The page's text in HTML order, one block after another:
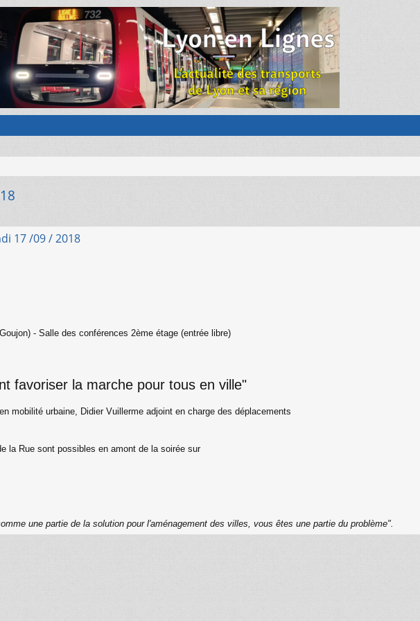
17 /09 / 2018
- Salle des conférences 2ème étage (entrée libre)
favoriser la marche pour tous en ville"
mobilité urbaine, Didier Vuillerme adjoint en charge des déplacements
la Rue sont possibles en amont de la soirée sur
une partie de la solution pour l'aménagement des villes, vous êtes une partie du problème".